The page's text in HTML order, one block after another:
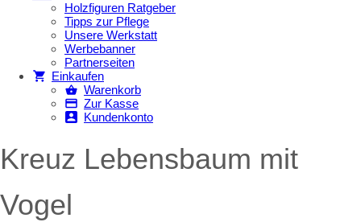
Holzfiguren Ratgeber
Tipps zur Pflege
Unsere Werkstatt
Werbebanner
Partnerseiten
Einkaufen
Warenkorb
Zur Kasse
Kundenkonto
Kreuz Lebensbaum mit
Vogel